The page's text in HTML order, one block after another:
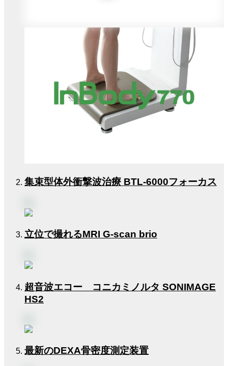
集束型体外衝撃波治療 BTL-6000フォーカス
立位で撮れるMRI G-scan brio
超音波エコー コニカミノルタ SONIMAGE
HS2
最新のDEXA骨密度測定装置